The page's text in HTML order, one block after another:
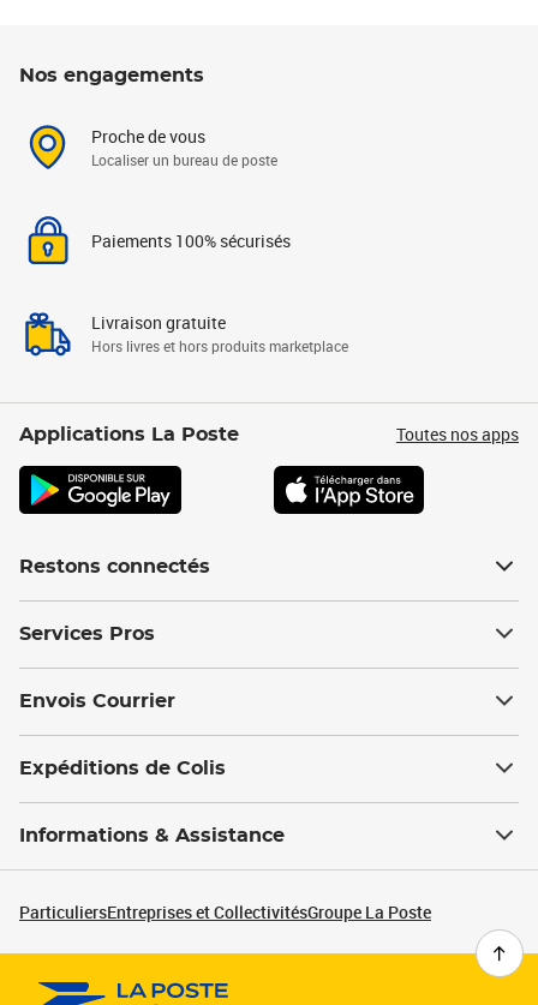
Nos engagements
Proche de vous
Localiser un bureau de poste
Paiements 100% sécurisés
Livraison gratuite
Hors livres et hors produits marketplace
Applications La Poste Toutes nos apps
Restons connectés
Services Pros
Envois Courrier
Expéditions de Colis
Informations & Assistance
ParticuliersEntreprises et CollectivitésGroupe La Poste